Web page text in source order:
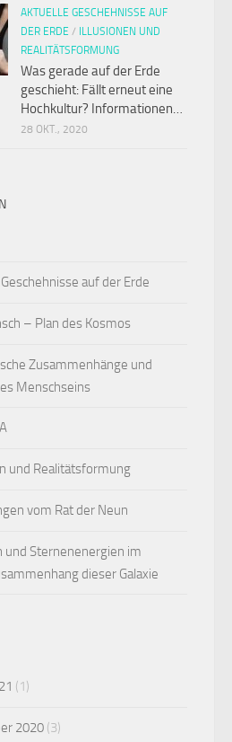
AKTUELLE GESCHEHNISSE AUF
DER ERDE /
ILLUSIONEN UND
REALITÄTSFORMUNG
Was gerade auf der Erde
geschieht: Fällt erneut eine
Hochkultur? Informationen…
28 OKT., 2020
auf der Erde
– Plan des Kosmos
Zusammenhänge und
Menschseins
und Realitätsformung
vom Rat der Neun
und Sternenenergien im
dieser Galaxie
(1)
2020 (3)